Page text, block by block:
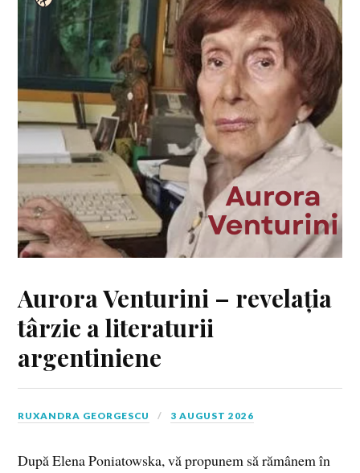
Aurora Venturini – revelația
târzie a literaturii
argentiniene
RUXANDRA GEORGESCU 3 AUGUST 2026
După Elena Poniatowska, vă propunem să rămânem în